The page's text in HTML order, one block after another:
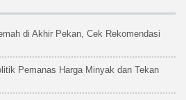
di Akhir Pekan, Cek Rekomendasi
Pemanas Harga Minyak dan Tekan